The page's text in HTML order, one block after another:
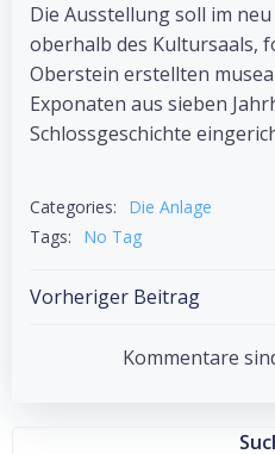
Die Ausstellung soll im
oberhalb des Kultursaals,
Oberstein erstellten
Exponaten aus sieben
Schlossgeschichte
Categories:
Die Anlage
Tags:
No Tag
Post
navigation
Vorheriger Beitrag
Kommentare